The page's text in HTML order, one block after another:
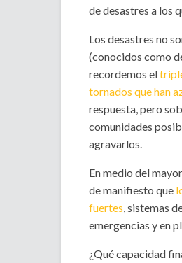
de desastres a los
Los desastres no
(conocidos como
recordemos el
tornados que han
respuesta, pero
comunidades
agravarlos.
En medio del
de manifiesto que
fuertes, sistemas
emergencias y en
¿Qué capacidad